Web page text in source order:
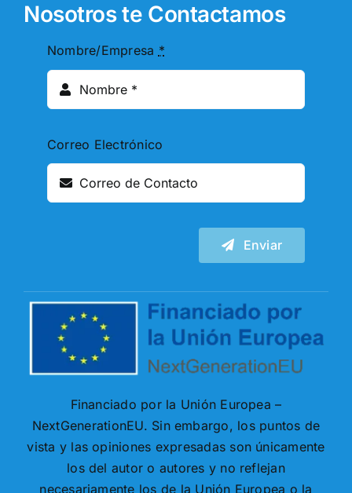
Nosotros te Contactamos
Nombre/Empresa *
Correo Electrónico
Enviar
Financiado por la Unión Europea –
NextGenerationEU. Sin embargo, los puntos de
vista y las opiniones expresadas son únicamente
los del autor o autores y no reflejan
necesariamente los de la Unión Europea o la